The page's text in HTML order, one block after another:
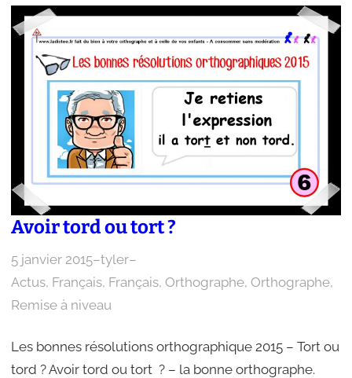
Avoir tord ou tort ?
5 janvier 2015–tyler–
Actus, Français, Français, Orthographe, Orthographe
Remise à niveau
Les bonnes résolutions orthographique 2015 – Tort ou
tord ? Avoir tord ou tort ? – la bonne orthographe.